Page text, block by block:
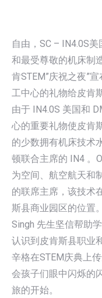
自由，SC – IN4.0S
和最受尊敬的机床制
肯STEM”庆祝之夜”
工中心的礼物给皮肯
由于 IN4.0S 美国和
心的重要礼物使皮肯
的少数拥有机床技术
顿联合主席的 IN4 。
为空间、航空航天和
的联席主席，该技术
斯县商业园区的位置。
Singh 先生坚信帮助
认识到皮肯斯县职业
辛格在STEM庆典上
会孩子们眼中闪烁的
旅的开始。